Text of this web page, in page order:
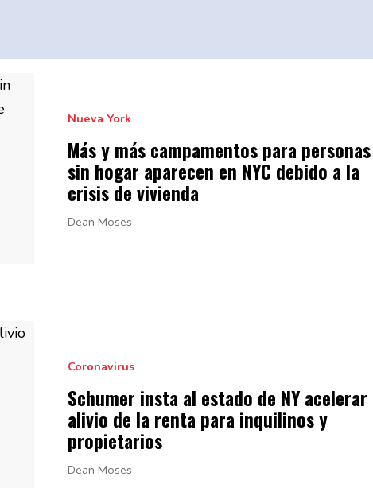
Nueva York
Más y más campamentospara personas
sin hogar aparecen en NYC debido a la
crisis de vivienda
Dean Moses
Coronavirus
Schumer insta al estado de NY acelerar
alivio de la renta para inquilinos y
propietarios
Dean Moses